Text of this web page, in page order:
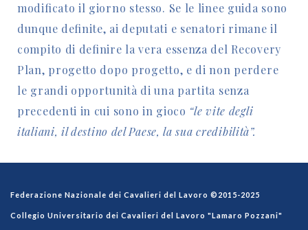
modificato il giorno stesso. Se le linee guida sono
dunque definite, ai deputati e senatori rimane il
compito di definire la vera essenza del Recovery
Plan, progetto dopo progetto, e di non perdere
le grandi opportunità di una partita senza
precedenti in cui sono in gioco “le vite degli
italiani, il destino del Paese, la sua credibilità”.
Federazione Nazionale dei Cavalieri del Lavoro ©2015-2025
Collegio Universitario dei Cavalieri del Lavoro "Lamaro Pozzani"